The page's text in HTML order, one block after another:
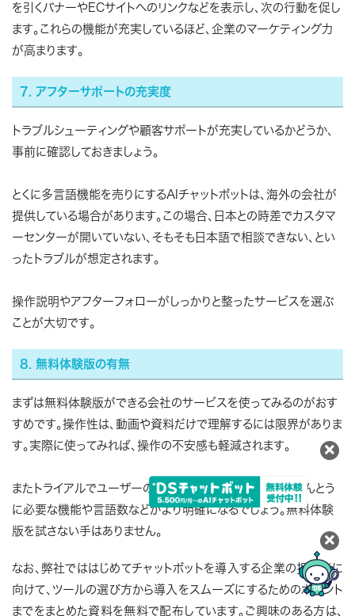
を引くバナーやECサイトへのリンクなどを表示し、次の行動を促し
ます。これらの機能が充実しているほど、企業のマーケティング力
が高まります。
7. アフターサポートの充実度
トラブルシューティングや顧客サポートが充実しているかどうか、
事前に確認しておきましょう。
とくに多言語機能を売りにするAIチャットボットは、海外の会社が
提供している場合があります。この場合、日本との時差でカスタマ
ーセンターが開いていない、そもそも日本語で相談できない、とい
ったトラブルが想定されます。
操作説明やアフターフォローがしっかりと整ったサービスを選ぶ
ことが大切です。
8. 無料体験版の有無
まずは無料体験版ができる会社のサービスを使ってみるのがおす
すめです。操作性は、動画や資料だけで理解するには限界がありま
す。実際に使ってみれば、操作の不安感も軽減されます。
またトライアルでユーザーの反応を集めてみると、自社にほんとう
に必要な機能や言語数などがより明確になるでしょう。無料体験
版を試さない手はありません。
なお、弊社でははじめてチャットボットを導入する企業の担当者に
向けて、ツールの選び方から導入をスムーズにするためのポイント
までをまとめた資料を無料で配布しています。ご興味のある方は、